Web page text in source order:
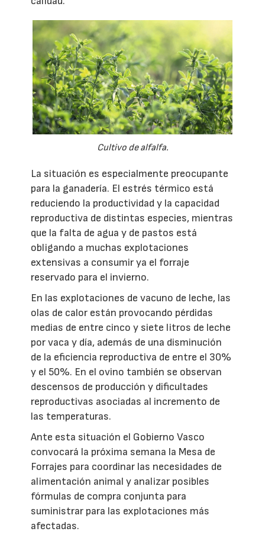
Cultivo de alfalfa.
La situación es especialmente preocupante
para la ganadería. El estrés térmico está
reduciendo la productividad y la capacidad
reproductiva de distintas especies, mientras
que la falta de agua y de pastos está
obligando a muchas explotaciones
extensivas a consumir ya el forraje
reservado para el invierno.
En las explotaciones de vacuno de leche, las
olas de calor están provocando pérdidas
medias de entre cinco y siete litros de leche
por vaca y día, además de una disminución
de la eficiencia reproductiva de entre el 30%
y el 50%. En el ovino también se observan
descensos de producción y dificultades
reproductivas asociadas al incremento de
las temperaturas.
Ante esta situación el Gobierno Vasco
convocará la próxima semana la Mesa de
Forrajes para coordinar las necesidades de
alimentación animal y analizar posibles
fórmulas de compra conjunta para
suministrar para las explotaciones más
afectadas.